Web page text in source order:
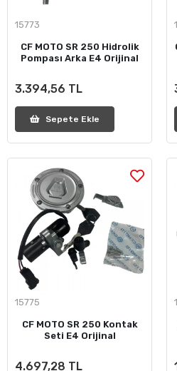
15773
CF MOTO SR 250 Hidrolik
Pompası Arka E4 Orijinal
3.394,56 TL
Sepete Ekle
15775
CF MOTO SR 250 Kontak
Seti E4 Orijinal
4.697,28 TL